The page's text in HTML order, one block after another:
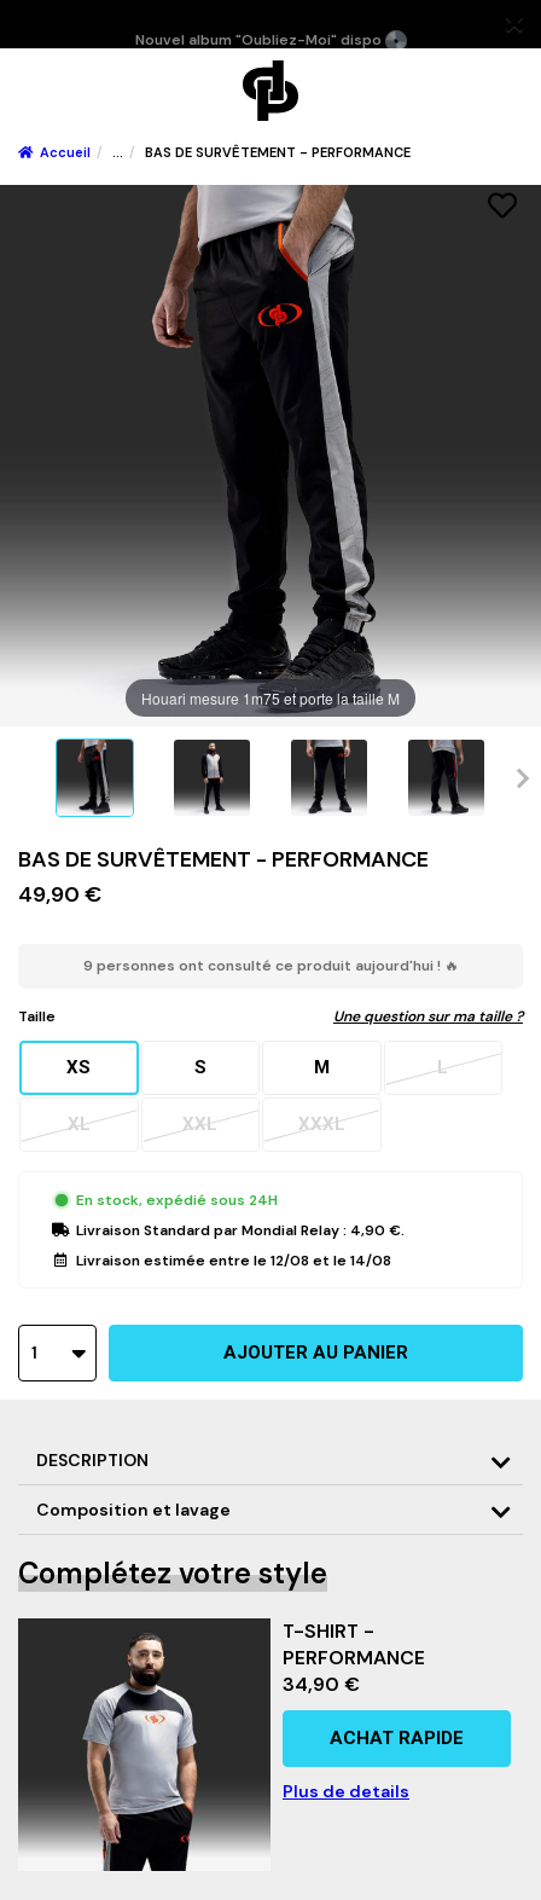
Accueil ... BAS DE SURVÊTEMENT - PERFORMANCE
BAS DE SURVÊTEMENT - PERFORMANCE
49,90 €
9 personnes ont consulté ce produit aujourd'hui ! 🔥
Taille Une question sur ma taille ?
XS S M L
XL XXL XXXL
En stock, expédié sous 24H
Livraison Standardpar Mondial Relay : 4,90 €.
Livraison estimée entre le12/08 et le14/08
1 AJOUTER AU PANIER
Houari mesure 1m75 et porte la taille M
DESCRIPTION
Pantalon de survêtement noir avec détails rouge
Impression motif topographique "PERFORMANCE 25"
"D'OR ET DE PLATINE" à l'arrière, sur la jambe droite
Cordon de serrage au niveau de la taille
Poches latérales
Ourlet élastique présent aux chevilles
Collection "PERFORMANCE 25" - édition limitée
Composition : 95% Nylon 5% Spandex
Composition et lavage
Complétez votre style
T-SHIRT -
PERFORMANCE
34,90 €
ACHAT RAPIDE
Plus de details